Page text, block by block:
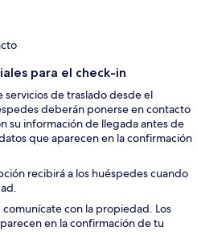
para el check-in
servicios de traslado desde el
deberán ponerse en contacto
su información de llegada antes de
que aparecen en la confirmación
recibirá a los huéspedes cuando
con la propiedad. Los
en la confirmación de tu